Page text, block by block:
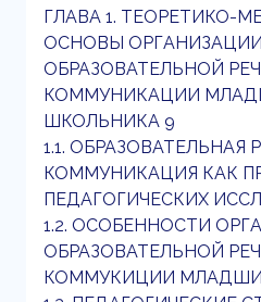
ГЛАВА 1. ТЕОРЕТИКО-
ОСНОВЫ ОРГАНИЗАЦИИ
ОБРАЗОВАТЕЛЬНОЙ
КОММУНИКАЦИИ
ШКОЛЬНИКА 9
1.1. ОБРАЗОВАТЕЛЬНАЯ
КОММУНИКАЦИЯ КАК
ПЕДАГОГИЧЕСКИХ
1.2. ОСОБЕННОСТИ
ОБРАЗОВАТЕЛЬНОЙ
КОММУКИЦИИ